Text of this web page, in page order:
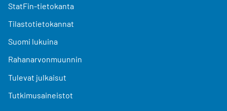
StatFin-tietokanta
Tilastotietokannat
Suomi lukuina
Rahanarvonmuunnin
Tulevat julkaisut
Tutkimusaineistot